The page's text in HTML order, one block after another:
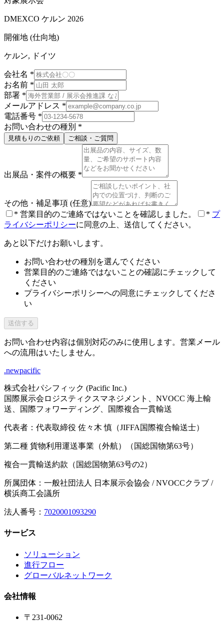
DMEXCO ケルン 2026
開催地 (仕向地)
ケルン, ドイツ
会社名 *
お名前 *
部署 *
メールアドレス *
電話番号 *
お問い合わせの種別 *
見積もりのご依頼 ご相談・ご質問
出展品・案件の概要 *
その他・補足事項 (任意)
* 営業目的のご連絡ではないことを確認しました。 * プ
ライバシーポリシーに同意の上、送信してください。
あと以下だけお願いします。
お問い合わせの種別を選んでください
営業目的のご連絡ではないことの確認にチェックして
ください
プライバシーポリシーへの同意にチェックしてくださ
い
送信する
お問い合わせ内容は個別対応のみに使用します。営業メール
への流用はいたしません。
.newpacific
株式会社パシフィック (Pacific Inc.)
国際展示会ロジスティクスマネジメント、NVOCC 海上輸
送、国際フォワーディング、国際複合一貫輸送
代表者：代表取締役 佐々木 慎（JIFFA国際複合輸送士）
第二種 貨物利用運送事業（外航）（国総国物第63号）
複合一貫輸送約款（国総国物第63号の2）
所属団体：一般社団法人 日本展示会協会 / NVOCCクラブ /
横浜商工会議所
法人番号： 7020001093290
サービス
ソリューション
進行フロー
グローバルネットワーク
会社情報
〒231-0062